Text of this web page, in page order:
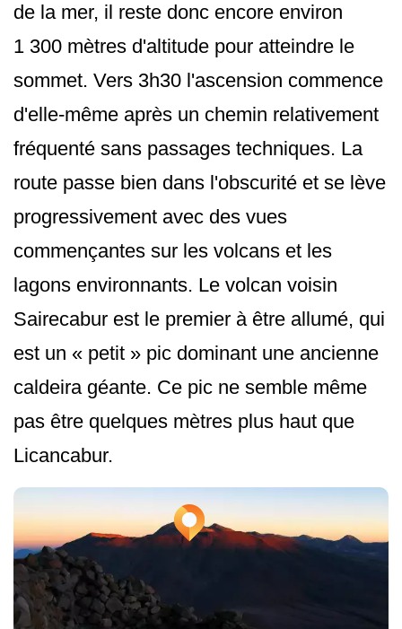
de la mer, il reste donc encore environ
1 300 mètres d'altitude pour atteindre le
sommet. Vers 3h30 l'ascension commence
d'elle-même après un chemin relativement
fréquenté sans passages techniques. La
route passe bien dans l'obscurité et se lève
progressivement avec des vues
commençantes sur les volcans et les
lagons environnants. Le volcan voisin
Sairecabur est le premier à être allumé, qui
est un « petit » pic dominant une ancienne
caldeira géante. Ce pic ne semble même
pas être quelques mètres plus haut que
Licancabur.